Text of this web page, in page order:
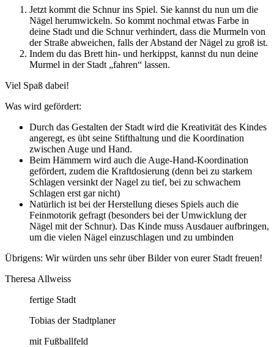
Jetzt kommt die Schnur ins Spiel. Sie kannst du nun um die
Nägel herumwickeln. So kommt nochmal etwas Farbe in
deine Stadt und die Schnur verhindert, dass die Murmeln von
der Straße abweichen, falls der Abstand der Nägel zu groß ist.
Indem du das Brett hin- und herkippst, kannst du nun deine
Murmel in der Stadt „fahren“ lassen.
Viel Spaß dabei!
Was wird gefördert:
Durch das Gestalten der Stadt wird die Kreativität des Kindes
angeregt, es übt seine Stifthaltung und die Koordination
zwischen Auge und Hand.
Beim Hämmern wird auch die Auge-Hand-Koordination
gefördert, zudem die Kraftdosierung (denn bei zu starkem
Schlagen versinkt der Nagel zu tief, bei zu schwachem
Schlagen erst gar nicht)
Natürlich ist bei der Herstellung dieses Spiels auch die
Feinmotorik gefragt (besonders bei der Umwicklung der
Nägel mit der Schnur). Das Kinde muss Ausdauer aufbringen,
um die vielen Nägel einzuschlagen und zu umbinden
Übrigens: Wir würden uns sehr über Bilder von eurer Stadt freuen!
Theresa Allweiss
fertige Stadt
Tobias der Stadtplaner
mit Fußballfeld